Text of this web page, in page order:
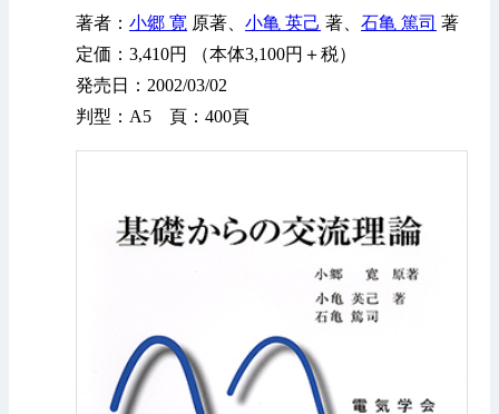
著者： 小郷 寛 原著、 小亀 英己 著、 石亀 篤司 著
定価：3,410円 （本体3,100円＋税）
発売日：2002/03/02
判型：A5 頁：400頁